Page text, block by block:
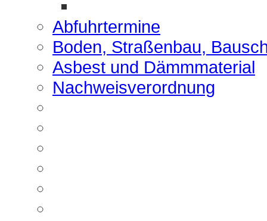
Abfuhrtermine
Boden, Straßenbau,
Asbest und Dämmmaterial
Nachweisverordnung